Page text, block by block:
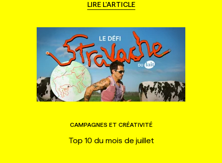
LIRE L'ARTICLE
CAMPAGNES ET CRÉATIVITÉ
Top 10 du mois de juillet